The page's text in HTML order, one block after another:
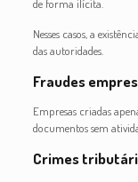
de forma ilícita.
Nesses casos, a
das autoridades.
Fraudes
Empresas criadas
documentos sem
Crimes